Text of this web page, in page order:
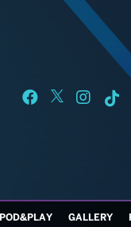
POD&PLAY GALLERY